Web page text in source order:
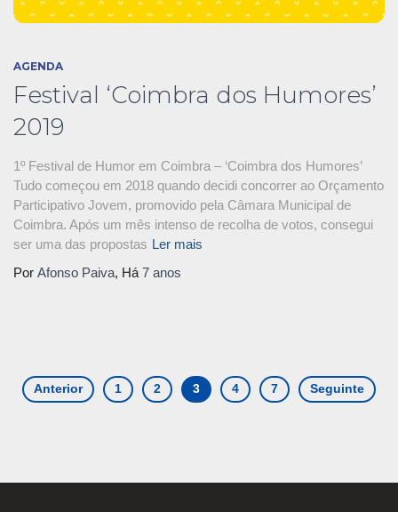
AGENDA
Festival ‘Coimbra dos Humores’
2019
1º Festival de Humor em Coimbra – ‘Coimbra dos Humores’
Tudo começou em 2018 quando decidi concorrer ao Orçamento
Participativo Jovem, promovido pela Câmara Municipal de
Coimbra. Após um mês intenso de recolha de votos, consegui
ser uma das propostas Ler mais
Por Afonso Paiva, Há 7 anos
Anterior 1 2 3 4 7 Seguinte